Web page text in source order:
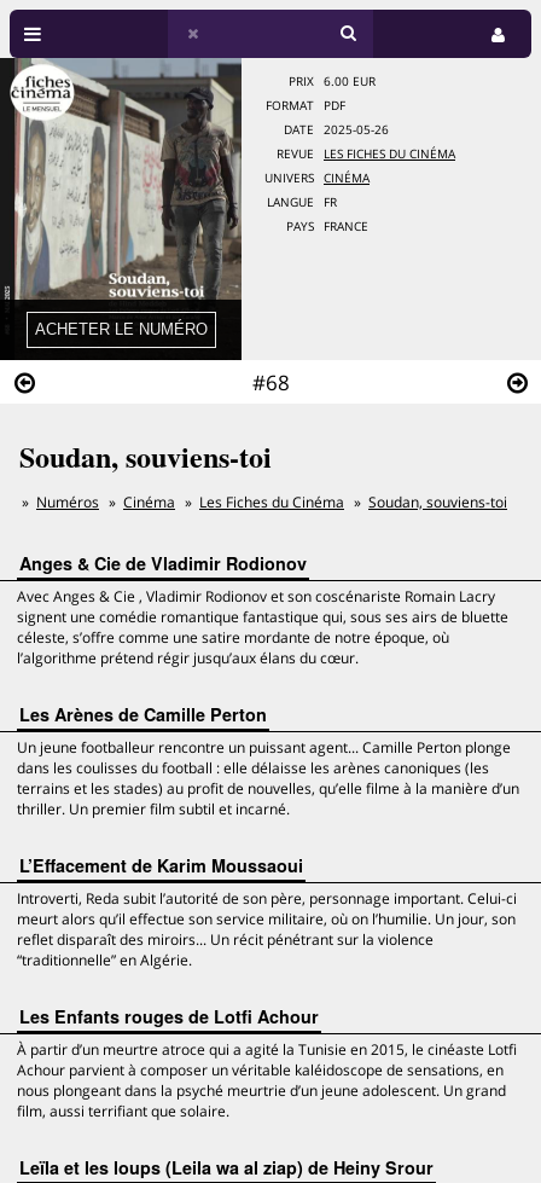
#68
PRIX
6.00 EUR
FORMAT
PDF
DATE
2025-05-26
REVUE
LES FICHES DU CINÉMA
UNIVERS
CINÉMA
LANGUE
FR
PAYS
FRANCE
Soudan, souviens-toi
Numéros Cinéma Les Fiches du Cinéma Soudan, souviens-toi
Anges & Cie de Vladimir Rodionov
Avec Anges & Cie , Vladimir Rodionov et son coscénariste Romain Lacry
signent une comédie romantique fantastique qui, sous ses airs de bluette
céleste, s’offre comme une satire mordante de notre époque, où
l’algorithme prétend régir jusqu’aux élans du cœur.
Les Arènes de Camille Perton
Un jeune footballeur rencontre un puissant agent... Camille Perton plonge
dans les coulisses du football : elle délaisse les arènes canoniques (les
terrains et les stades) au profit de nouvelles, qu’elle filme à la manière d’un
thriller. Un premier film subtil et incarné.
L’Effacement de Karim Moussaoui
Introverti, Reda subit l’autorité de son père, personnage important. Celui-ci
meurt alors qu’il effectue son service militaire, où on l’humilie. Un jour, son
reflet disparaît des miroirs... Un récit pénétrant sur la violence
“traditionnelle” en Algérie.
Les Enfants rouges de Lotfi Achour
À partir d’un meurtre atroce qui a agité la Tunisie en 2015, le cinéaste Lotfi
Achour parvient à composer un véritable kaléidoscope de sensations, en
nous plongeant dans la psyché meurtrie d’un jeune adolescent. Un grand
film, aussi terrifiant que solaire.
Leïla et les loups (Leila wa al ziap) de Heiny Srour